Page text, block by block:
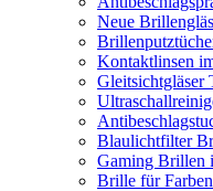
Neue
Kontaktlinsen
Gleitsichtgläser
Blaulichtfilter
Gaming Brillen
Brille für